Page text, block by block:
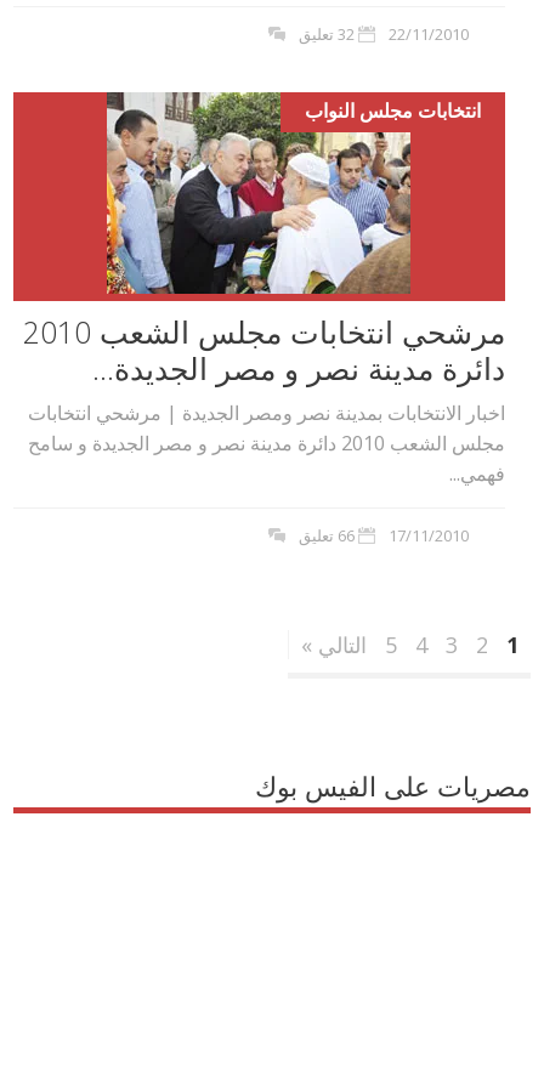
22/11/2010 32 تعليق
انتخابات مجلس النواب
مرشحي انتخابات مجلس الشعب 2010
دائرة مدينة نصر و مصر الجديدة...
اخبار الانتخابات بمدينة نصر ومصر الجديدة | مرشحي انتخابات
مجلس الشعب 2010 دائرة مدينة نصر و مصر الجديدة و سامح
فهمي...
17/11/2010 66 تعليق
1
2
3
4
5 التالي »
مصريات على الفيس بوك